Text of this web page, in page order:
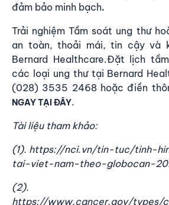
đảm bảo minh bạch.
Trải nghiệm Tầm soát ung thư
an toàn, thoải mái, tin cậy và
Bernard Healthcare.Đặt lịch
các loại ung thư tại Bernard
(028) 3535 2468 hoặc điền
NGAY TẠI ĐÂY.
Tài liệu tham khảo:
(1). https://nci.vn/tin-tuc/tinh-
tai-viet-nam-theo-globocan-
(2).
https://www.cancer.gov/types/